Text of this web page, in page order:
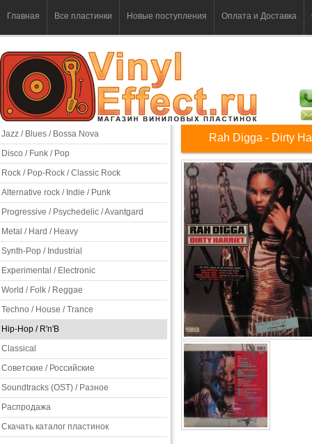
Главная Все пластинки Новые поступления Оплата и Доставка
Jazz / Blues / Bossa Nova
Disco / Funk / Pop
Rock / Pop-Rock / Classic Rock
Alternative rock / Indie / Punk
Progressive / Psychedelic / Avantgard
Metal / Hard / Heavy
Synth-Pop / Industrial
Experimental / Electronic
World / Folk / Reggae
Techno / House / Trance
Hip-Hop / R'n'B
Classical
Советские / Российские
Soundtracks (OST) / Разное
Распродажа
Скачать каталог пластинок
Rah Digga - Dirty